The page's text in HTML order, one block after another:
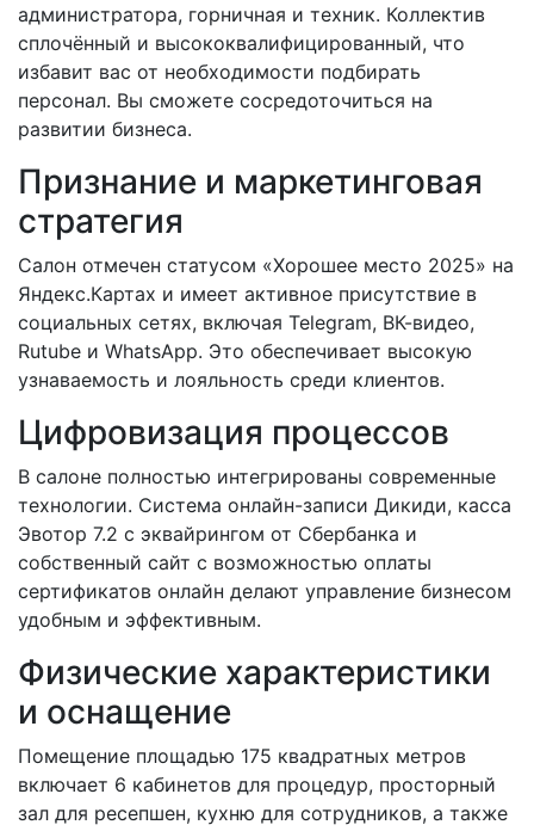
администратора, горничная и техник. Коллектив
сплочённый и высококвалифицированный, что
избавит вас от необходимости подбирать
персонал. Вы сможете сосредоточиться на
развитии бизнеса.
Признание и маркетинговая
стратегия
Салон отмечен статусом «Хорошее место 2025» на
Яндекс.Картах и имеет активное присутствие в
социальных сетях, включая Telegram, ВК-видео,
Rutube и WhatsApp. Это обеспечивает высокую
узнаваемость и лояльность среди клиентов.
Цифровизация процессов
В салоне полностью интегрированы современные
технологии. Система онлайн-записи Дикиди, касса
Эвотор 7.2 с эквайрингом от Сбербанка и
собственный сайт с возможностью оплаты
сертификатов онлайн делают управление бизнесом
удобным и эффективным.
Физические характеристики
и оснащение
Помещение площадью 175 квадратных метров
включает 6 кабинетов для процедур, просторный
зал для ресепшен, кухню для сотрудников, а также